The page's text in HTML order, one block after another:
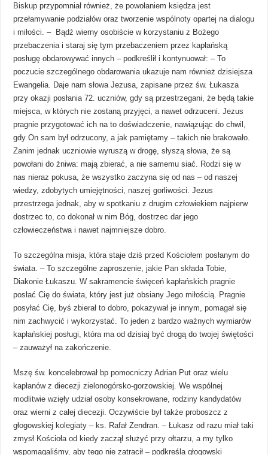
Biskup przypomniał również, że powołaniem księdza jest
przełamywanie podziałów oraz tworzenie wspólnoty opartej na dialogu
i miłości. – Bądź wierny osobiście w korzystaniu z Bożego
przebaczenia i staraj się tym przebaczeniem przez kapłańską
posługę obdarowywać innych – podkreślił i kontynuował: – To
poczucie szczególnego obdarowania ukazuje nam również dzisiejsza
Ewangelia. Daje nam słowa Jezusa, zapisane przez św. Łukasza
przy okazji posłania 72. uczniów, gdy są przestrzegani, że będą takie
miejsca, w których nie zostaną przyjęci, a nawet odrzuceni. Jezus
pragnie przygotować ich na to doświadczenie, nawiązując do chwil,
gdy On sam był odrzucony, a jak pamiętamy – takich nie brakowało.
Zanim jednak uczniowie wyruszą w drogę, słyszą słowa, że są
powołani do żniwa: mają zbierać, a nie samemu siać. Rodzi się w
nas nieraz pokusa, że wszystko zaczyna się od nas – od naszej
wiedzy, zdobytych umiejętności, naszej gorliwości. Jezus
przestrzega jednak, aby w spotkaniu z drugim człowiekiem najpierw
dostrzec to, co dokonał w nim Bóg, dostrzec dar jego
człowieczeństwa i nawet najmniejsze dobro.
To szczególna misja, która staje dziś przed Kościołem posłanym do
świata. – To szczególne zaproszenie, jakie Pan składa Tobie,
Diakonie Łukaszu. W sakramencie święceń kapłańskich pragnie
posłać Cię do świata, który jest już obsiany Jego miłością. Pragnie
posyłać Cię, byś zbierał to dobro, pokazywał je innym, pomagał się
nim zachwycić i wykorzystać. To jeden z bardzo ważnych wymiarów
kapłańskiej posługi, która ma od dzisiaj być drogą do twojej świętości
– zauważył na zakończenie.
Mszę św. koncelebrował bp pomocniczy Adrian Put oraz wielu
kapłanów z diecezji zielonogórsko-gorzowskiej. We wspólnej
modlitwie wzięły udział osoby konsekrowane, rodziny kandydatów
oraz wierni z całej diecezji. Oczywiście był także proboszcz z
głogowskiej kolegiaty – ks. Rafał Zendran. – Łukasz od razu miał taki
zmysł Kościoła od kiedy zaczął służyć przy ołtarzu, a my tylko
wspomagaliśmy, aby tego nie zatracił – podkreśla głogowski